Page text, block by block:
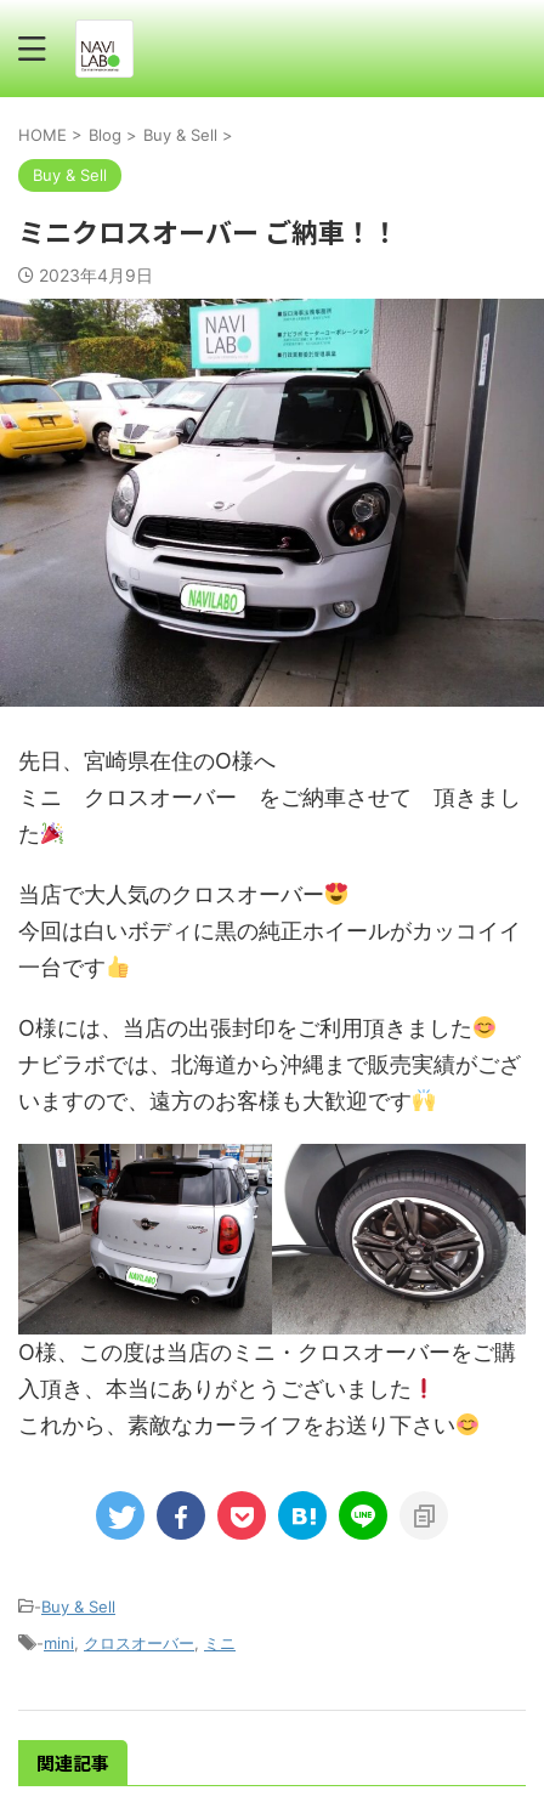
HOME > Blog > Buy & Sell >
Buy & Sell
ミニクロスオーバー ご納車！！
2023年4月9日
先日、宮崎県在住のO様へ
ミニ クロスオーバー をご納車させて 頂きまし
た
当店で大人気のクロスオーバー
今回は白いボディに黒の純正ホイールがカッコイイ
一台です
O様には、当店の出張封印をご利用頂きました
ナビラボでは、北海道から沖縄まで販売実績がござ
いますので、遠方のお客様も大歓迎です
O様、この度は当店のミニ・クロスオーバーをご購
入頂き、本当にありがとうございました
これから、素敵なカーライフをお送り下さい
-Buy & Sell
-mini クロスオーバー ミニ
関連記事